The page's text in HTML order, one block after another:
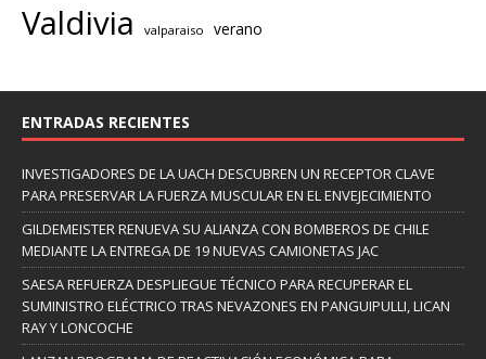
Valdivia valparaiso verano
ENTRADAS RECIENTES
INVESTIGADORES DE LA UACH DESCUBREN UN RECEPTOR CLAVE
PARA PRESERVAR LA FUERZA MUSCULAR EN EL ENVEJECIMIENTO
GILDEMEISTER RENUEVA SU ALIANZA CON BOMBEROS DE CHILE
MEDIANTE LA ENTREGA DE 19 NUEVAS CAMIONETAS JAC
SAESA REFUERZA DESPLIEGUE TÉCNICO PARA RECUPERAR EL
SUMINISTRO ELÉCTRICO TRAS NEVAZONES EN PANGUIPULLI, LICAN
RAY Y LONCOCHE